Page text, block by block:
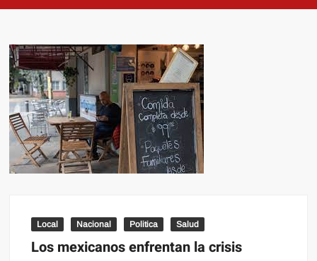
Local Nacional Politica Salud
Los mexicanos enfrentan la crisis